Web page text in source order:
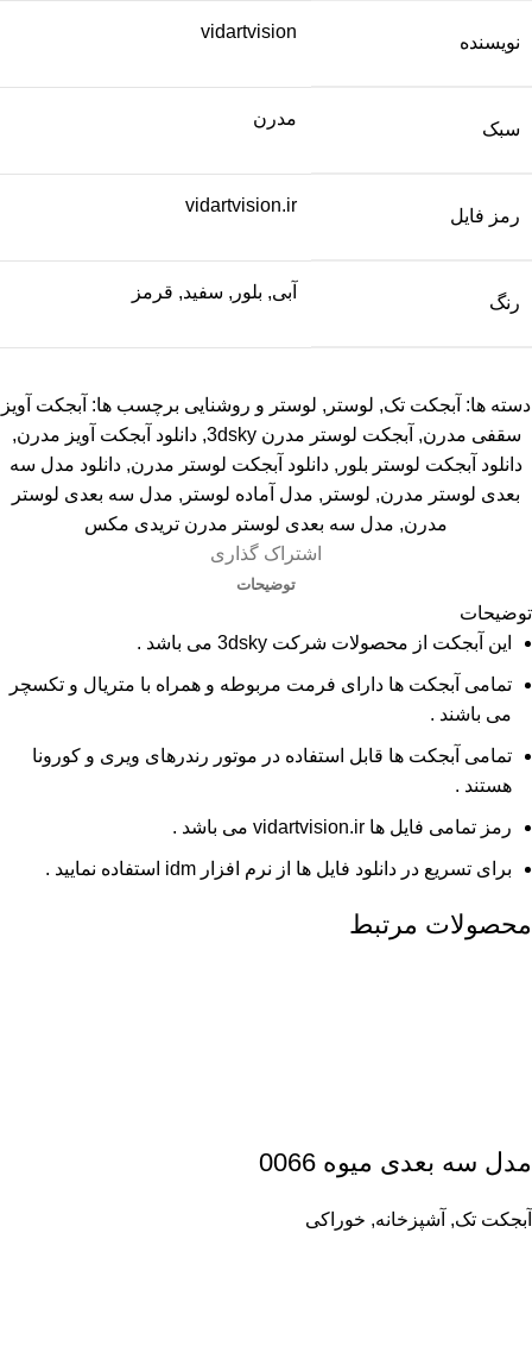
نویسنده
vidartvision
سبک
مدرن
رمز فایل
vidartvision.ir
رنگ
آبی, بلور, سفید, قرمز
دسته ها: آبجکت تک, لوستر , لوستر و روشنایی برچسب ها: آبجکت آویز
سقفی مدرن, آبجکت لوستر مدرن 3dsky , دانلود آبجکت آویز مدرن,
دانلود آبجکت لوستر بلور , دانلود آبجکت لوستر مدرن, دانلود مدل سه
بعدی لوستر مدرن, لوستر , مدل آماده لوستر , مدل سه بعدی لوستر
مدرن, مدل سه بعدی لوستر مدرن تریدی مکس
اشتراک گذاری
توضیحات
توضیحات
این آبجکت از محصولات شرکت 3dsky می باشد .
تمامی آبجکت ها دارای فرمت مربوطه و همراه با متریال و تکسچر
می باشند .
تمامی آبجکت ها قابل استفاده در موتور رندرهای ویری و کورونا
هستند .
رمز تمامی فایل ها vidartvision.ir می باشد .
برای تسریع در دانلود فایل ها از نرم افزار idm استفاده نمایید .
محصولات مرتبط
مدل سه بعدی میوه 0066
آبجکت تک, آشپزخانه, خوراکی